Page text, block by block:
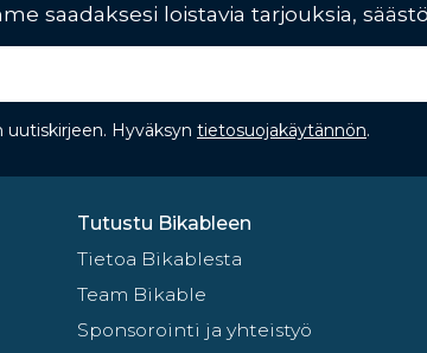
saadaksesi loistavia tarjouksia,
uutiskirjeen. Hyväksyn tietosuojakäytännön.
Tutustu Bikableen
Tietoa Bikablesta
Team Bikable
Sponsorointi ja yhteistyö